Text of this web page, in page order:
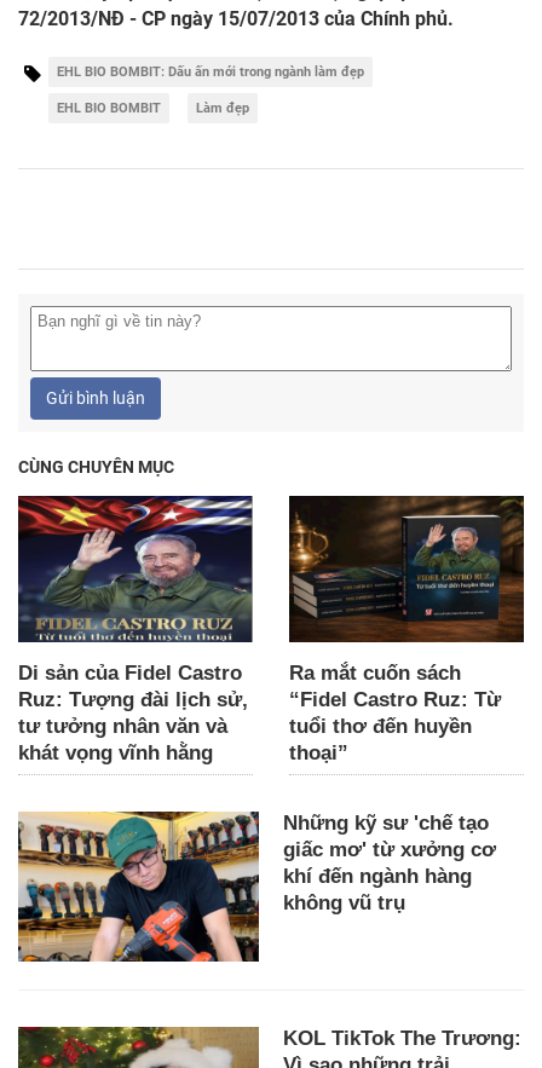
72/2013/NĐ - CP ngày 15/07/2013 của Chính phủ.
EHL BIO BOMBIT: Dấu ấn mới trong ngành làm đẹp
EHL BIO BOMBIT Làm đẹp
Gửi bình luận
CÙNG CHUYÊN MỤC
Di sản của Fidel Castro
Ruz: Tượng đài lịch sử,
tư tưởng nhân văn và
khát vọng vĩnh hằng
Ra mắt cuốn sách
“Fidel Castro Ruz: Từ
tuổi thơ đến huyền
thoại”
Những kỹ sư 'chế tạo
giấc mơ' từ xưởng cơ
khí đến ngành hàng
không vũ trụ
KOL TikTok The Trương: